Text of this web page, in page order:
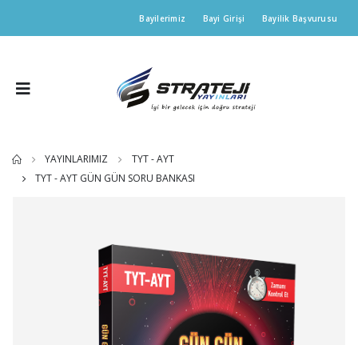
Bayilerimiz Bayi Girişi Bayilik Başvurusu
YAYINLARIMIZ
TYT - AYT
TYT - AYT GÜN GÜN SORU BANKASI